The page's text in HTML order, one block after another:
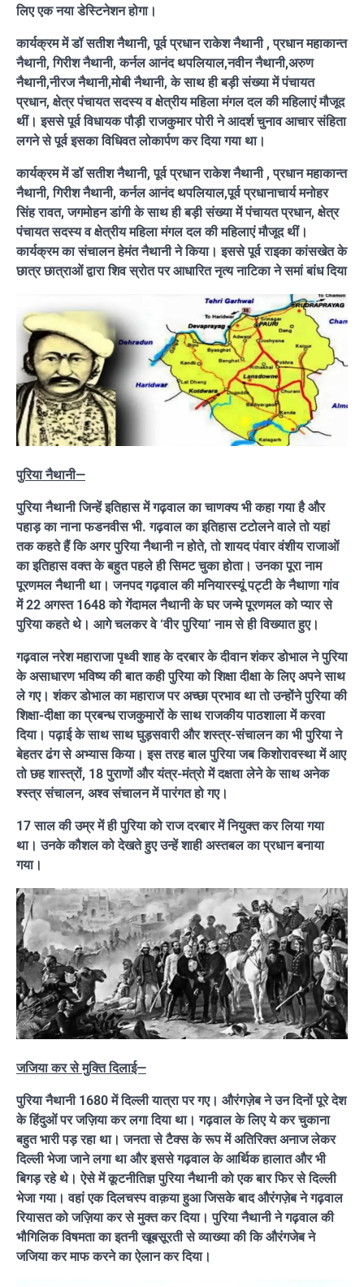
लिए एक नया डेस्टिनेशन होगा।
कार्यक्रम में डॉ सतीश नैथानी, पूर्व प्रधान राकेश नैथानी , प्रधान महाकान्त
नैथानी, गिरीश नैथानी, कर्नल आनंद थपलियाल,नवीन नैथानी,अरुण
नैथानी,नीरज नैथानी,मोबी नैथानी, के साथ ही बड़ी संख्या में पंचायत
प्रधान, क्षेत्र पंचायत सदस्य व क्षेत्रीय महिला मंगल दल की महिलाएं मौजूद
थीं। इससे पूर्व विधायक पौड़ी राजकुमार पोरी ने आदर्श चुनाव आचार संहिता
लगने से पूर्व इसका विधिवत लोकार्पण कर दिया गया था।
कार्यक्रम में डॉ सतीश नैथानी, पूर्व प्रधान राकेश नैथानी , प्रधान महाकान्त
नैथानी, गिरीश नैथानी, कर्नल आनंद थपलियाल,पूर्व प्रधानाचार्य मनोहर
सिंह रावत, जगमोहन डांगी के साथ ही बड़ी संख्या में पंचायत प्रधान, क्षेत्र
पंचायत सदस्य व क्षेत्रीय महिला मंगल दल की महिलाएं मौजूद थीं।
कार्यक्रम का संचालन हेमंत नैथानी ने किया। इससे पूर्व राइका कांसखेत के
छात्र छात्राओं द्वारा शिव स्रोत पर आधारित नृत्य नाटिका ने समां बांध दिया
पुरिया नैथानी—
पुरिया नैथानी जिन्हें इतिहास में गढ़वाल का चाणक्य भी कहा गया है और
पहाड़ का नाना फडनवीस भी. गढ़वाल का इतिहास टटोलने वाले तो यहां
तक कहते हैं कि अगर पुरिया नैथानी न होते, तो शायद पंवार वंशीय राजाओं
का इतिहास वक्त के बहुत पहले ही सिमट चुका होता। उनका पूरा नाम
पूरणमल नैथानी था। जनपद गढ़वाल की मनियारस्यूं पट्टी के नैथाणा गांव
में 22 अगस्त 1648 को गेंदामल नैथानी के घर जन्मे पूरणमल को प्यार से
पुरिया कहते थे। आगे चलकर वे ‘वीर पुरिया’ नाम से ही विख्यात हुए।
गढ़वाल नरेश महाराजा पृथ्वी शाह के दरबार के दीवान शंकर डोभाल ने पुरिया
के असाधारण भविष्य की बात कही पुरिया को शिक्षा दीक्षा के लिए अपने साथ
ले गए। शंकर डोभाल का महाराज पर अच्छा प्रभाव था तो उन्होंने पुरिया की
शिक्षा-दीक्षा का प्रबन्ध राजकुमारों के साथ राजकीय पाठशाला में करवा
दिया। पढ़ाई के साथ साथ घुड़सवारी और शस्त्र-संचालन का भी पुरिया ने
बेहतर ढंग से अभ्यास किया। इस तरह बाल पुरिया जब किशोरावस्था में आए
तो छह शास्त्रों, 18 पुराणों और यंत्र-मंत्रो में दक्षता लेने के साथ अनेक
श्स्त्र संचालन, अश्व संचालन में पारंगत हो गए।
17 साल की उम्र में ही पुरिया को राज दरबार में नियुक्त कर लिया गया
था। उनके कौशल को देखते हुए उन्हें शाही अस्तबल का प्रधान बनाया
गया।
जजिया कर से मुक्ति दिलाई—
पुरिया नैथानी 1680 में दिल्ली यात्रा पर गए। औरंगज़ेब ने उन दिनों पूरे देश
के हिंदुओं पर जज़िया कर लगा दिया था। गढ़वाल के लिए ये कर चुकाना
बहुत भारी पड़ रहा था। जनता से टैक्स के रूप में अतिरिक्त अनाज लेकर
दिल्ली भेजा जाने लगा था और इससे गढ़वाल के आर्थिक हालात और भी
बिगड़ रहे थे। ऐसे में कूटनीतिज्ञ पुरिया नैथानी को एक बार फिर से दिल्ली
भेजा गया। वहां एक दिलचस्प वाक़या हुआ जिसके बाद औरंगज़ेब ने गढ़वाल
रियासत को जज़िया कर से मुक्त कर दिया। पुरिया नैथानी ने गढ़वाल की
भौगिलिक विषमता का इतनी खूबसूरती से व्याख्या की कि औरंगजेब ने
जजिया कर माफ करने का ऐलान कर दिया।